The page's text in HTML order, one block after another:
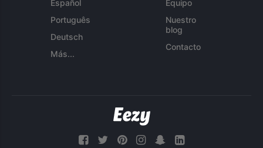
Español
Português
Deutsch
Más...
Equipo
Nuestro
blog
Contacto